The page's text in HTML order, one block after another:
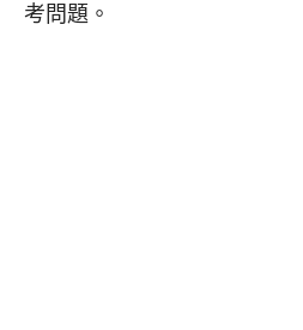
考問題。